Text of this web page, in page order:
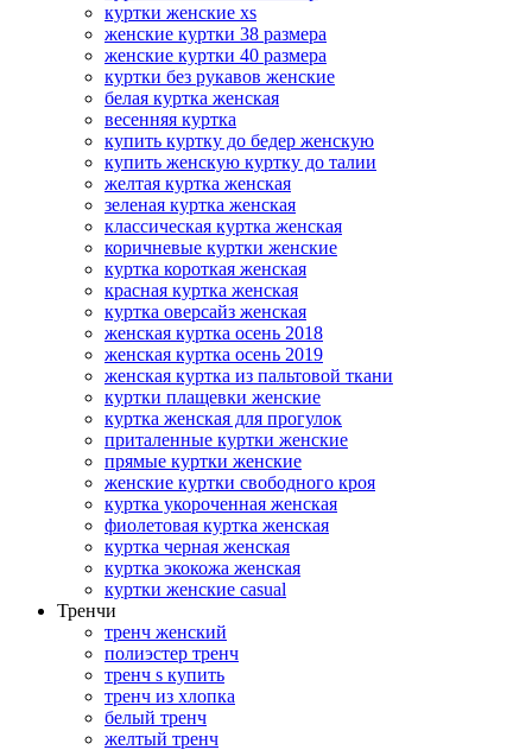
куртки женские xs
женские куртки 38 размера
женские куртки 40 размера
куртки без рукавов женские
белая куртка женская
весенняя куртка
купить куртку до бедер женскую
купить женскую куртку до талии
желтая куртка женская
зеленая куртка женская
классическая куртка женская
коричневые куртки женские
куртка короткая женская
красная куртка женская
куртка оверсайз женская
женская куртка осень 2018
женская куртка осень 2019
женская куртка из пальтовой ткани
куртки плащевки женские
куртка женская для прогулок
приталенные куртки женские
прямые куртки женские
женские куртки свободного кроя
куртка укороченная женская
фиолетовая куртка женская
куртка черная женская
куртка экокожа женская
куртки женские casual
Тренчи
тренч женский
полиэстер тренч
тренч s купить
тренч из хлопка
белый тренч
желтый тренч